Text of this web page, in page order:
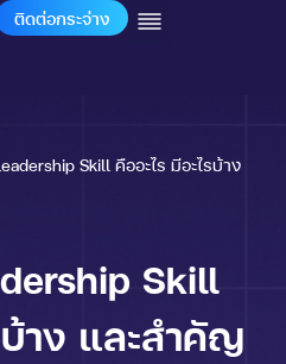
ติดต่อกระจ่าง
Skill คืออะไร มีอะไรบ้าง
Skill
บ้าง และสำคัญ